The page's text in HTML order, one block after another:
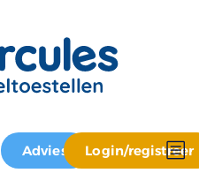
Advies Login/registreer